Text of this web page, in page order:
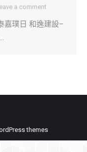
a comment
嘉璞日 和逸建設–
themes